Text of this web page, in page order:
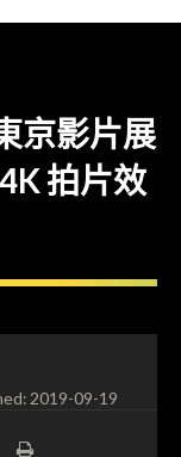
京影片展
拍片效
2019-09-19